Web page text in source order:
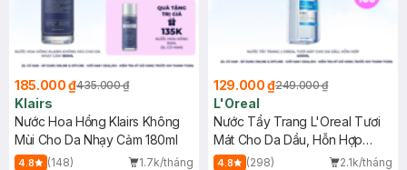
185.000 ₫435.000 ₫
Klairs
Nước Hoa Hồng Klairs Không
Mùi Cho Da Nhạy Cảm 180ml
4.8 (148)
1.7k/tháng
129.000 ₫249.000 ₫
L'Oreal
Nước Tẩy Trang L'Oreal Tươi
Mát Cho Da Dầu, Hỗn Hợp
400ml
4.8 (298)
2.1k/tháng